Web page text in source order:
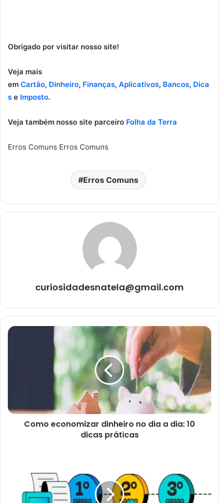
Obrigado por visitar nosso site!
Veja mais
em Cartão, Dinheiro, Finanças, Aplicativos, Bancos, Dica
s e Imposto.
Veja também nosso site parceiro Folha da Terra
Erros Comuns Erros Comuns
Erros Comuns
curiosidadesnatela@gmail.com
Como
dicas
práticasComo economizar dinheiro no dia a dia: 10
dicas práticas